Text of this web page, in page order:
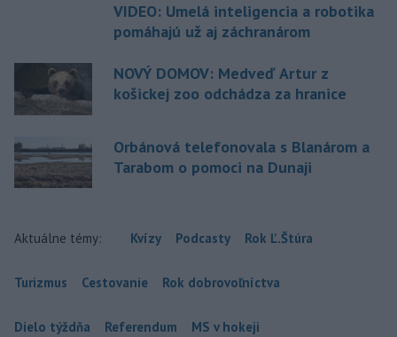
VIDEO: Umelá inteligencia a robotika
pomáhajú už aj záchranárom
NOVÝ DOMOV: Medveď Artur z
košickej zoo odchádza za hranice
Orbánová telefonovala s Blanárom a
Tarabom o pomoci na Dunaji
Aktuálne témy: Kvízy Podcasty Rok Ľ.Štúra
Turizmus Cestovanie Rok dobrovoľníctva
Dielo týždňa Referendum MS v hokeji